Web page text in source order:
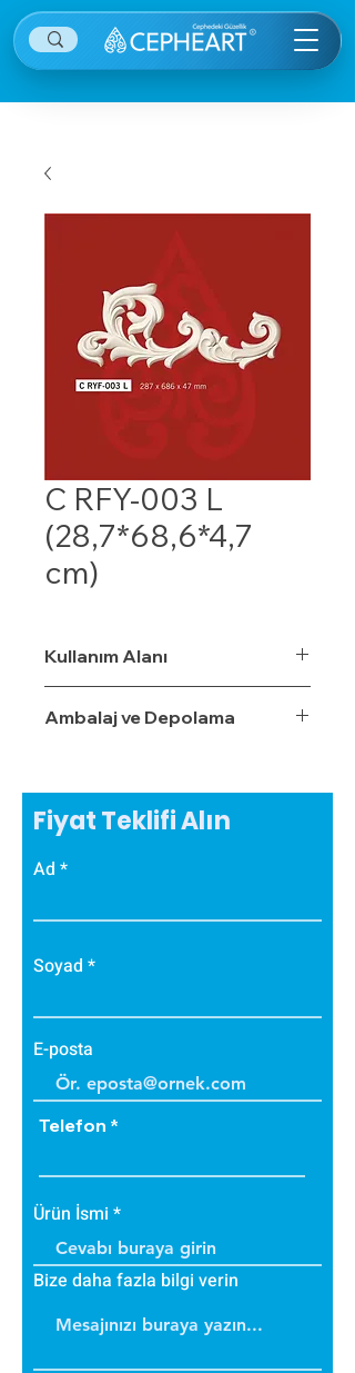
C RFY-003 L
(28,7*68,6*4,7
cm)
Kullanım Alanı
Ambalaj ve Depolama
Fiyat Teklifi Alın
Ad
Soyad
E-posta
Telefon
Ürün İsmi
Bize daha fazla bilgi verin